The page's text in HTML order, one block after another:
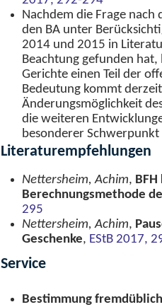
Nachdem die Frage nach
den BA unter
2014 und 2015 in
Beachtung gefunden
Gerichte einen Teil der
Bedeutung kommt
Änderungsmöglichkeit
die weiteren
besonderer
Literaturempfehlungen
Nettersheim, Achim,
Berechnungsmethode
295
Nettersheim, Achim,
Geschenke, EStB 2017,
Service
Bestimmung